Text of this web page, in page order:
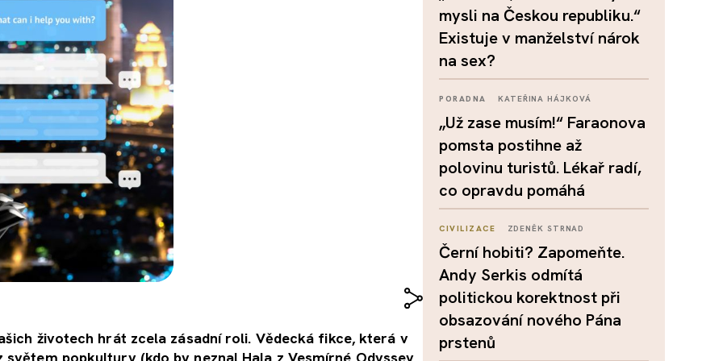
životech hrát zcela zásadní roli. Vědecká fikce, která v
popkultury (kdo by neznal Hala z Vesmírné Odyssey
mysli na Českou republiku.“
Existuje v manželství nárok
na sex?
PORADNA KATEŘINA HÁJKOVÁ
„Už zase musím!“ Faraonova
pomsta postihne až
polovinu turistů. Lékař radí,
co opravdu pomáhá
CIVILIZACE ZDENĚK STRNAD
Černí hobiti? Zapomeňte.
Andy Serkis odmítá
politickou korektnost při
obsazování nového Pána
prstenů